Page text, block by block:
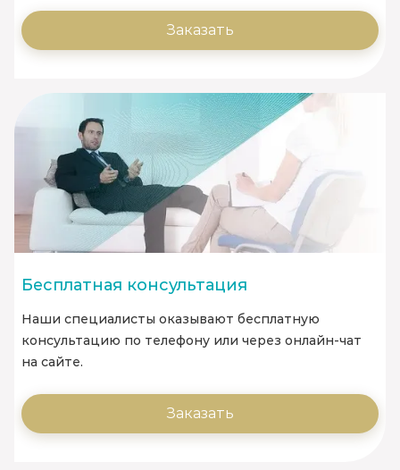
Заказать
Бесплатная консультация
Наши специалисты оказывают бесплатную
консультацию по телефону или через онлайн-чат
на сайте.
Заказать